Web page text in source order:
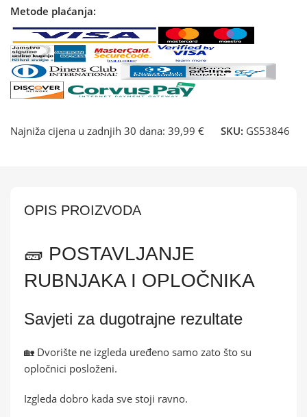
Metode plaćanja:
Najniža cijena u zadnjih 30 dana: 39,99 € SKU: GS53846
OPIS PROIZVODA
🧱 POSTAVLJANJE
RUBNJAKA I OPLOČNIKA
Savjeti za dugotrajne rezultate
🏡 Dvorište ne izgleda uređeno samo zato što su
opločnici posloženi.
Izgleda dobro kada sve stoji ravno.